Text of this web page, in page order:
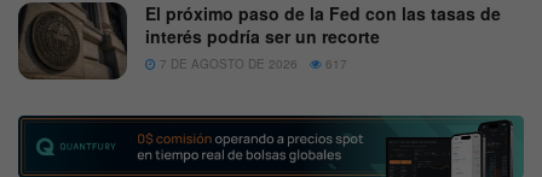
El próximo paso de la Fed con las tasas de
interés podría ser un recorte
7 DE AGOSTO DE 2026 617